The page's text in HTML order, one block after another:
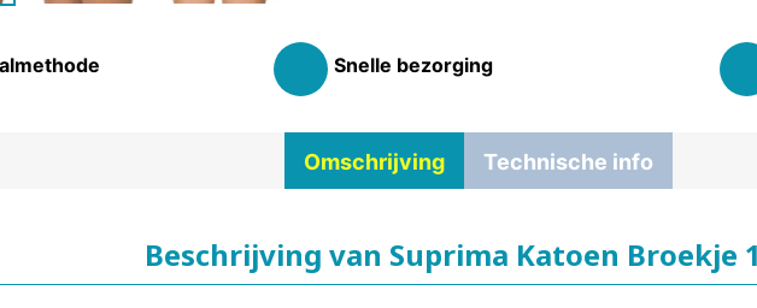
Snelle bezorging
Omschrijving Technische info
Beschrijving van Suprima Katoen Broekje